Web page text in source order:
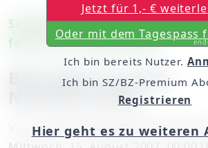
Sindelfingen: Siedlung am
feierte 40. Geburtstag
Besondere Art der
Nachbarschaft
Vonunserer Mitarbeiterin Anne
Jetzt für 1,- €
Oder mit dem Tagespass
Ich bin bereits Nutzer.
Ich bin SZ/BZ-Premium
Registrieren
Hier geht es zu weiteren